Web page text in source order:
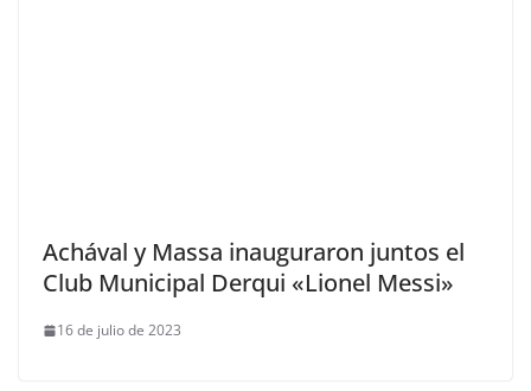
Achával y Massa inauguraron juntos el
Club Municipal Derqui «Lionel Messi»
16 de julio de 2023